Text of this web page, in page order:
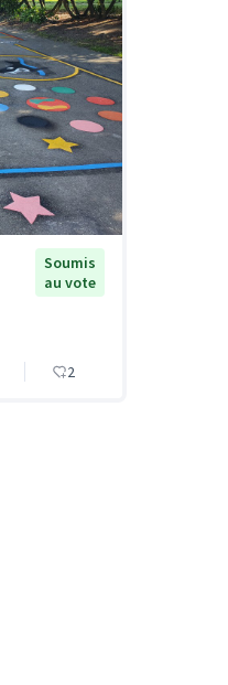
Soumis
au vote
2